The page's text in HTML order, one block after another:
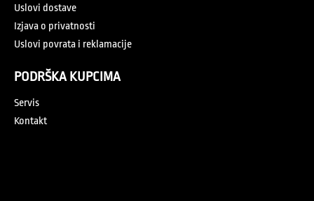
Uslovi dostave
Izjava o privatnosti
Uslovi povrata i reklamacije
PODRŠKA KUPCIMA
Servis
Kontakt